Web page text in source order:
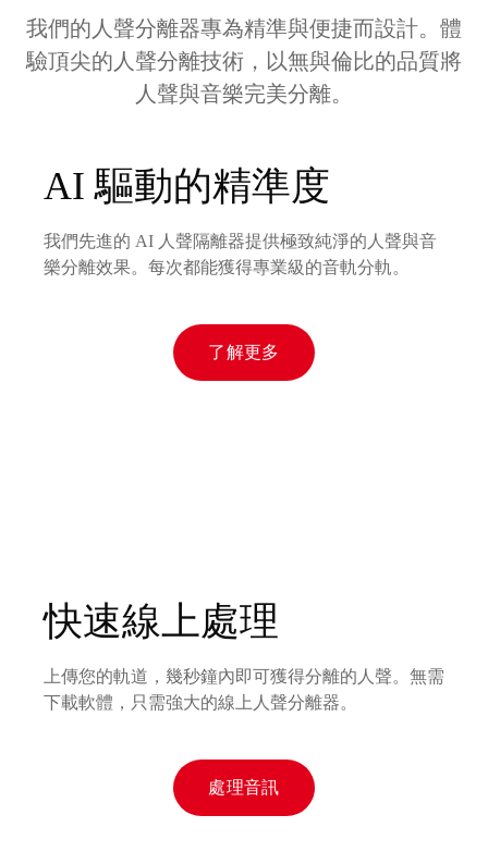
我們的人聲分離器專為精準與便捷而設計。體
驗頂尖的人聲分離技術，以無與倫比的品質將
人聲與音樂完美分離。
AI 驅動的精準度
我們先進的 AI 人聲隔離器提供極致純淨的人聲與音
樂分離效果。每次都能獲得專業級的音軌分軌。
了解更多
快速線上處理
上傳您的軌道，幾秒鐘內即可獲得分離的人聲。無需
下載軟體，只需強大的線上人聲分離器。
處理音訊